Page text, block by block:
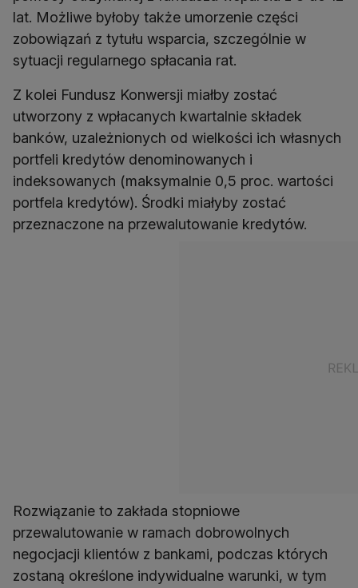
lat. Możliwe byłoby także umorzenie części
zobowiązań z tytułu wsparcia, szczególnie w
sytuacji regularnego spłacania rat.
Z kolei Fundusz Konwersji miałby zostać
utworzony z wpłacanych kwartalnie składek
banków, uzależnionych od wielkości ich własnych
portfeli kredytów denominowanych i
indeksowanych (maksymalnie 0,5 proc. wartości
portfela kredytów). Środki miałyby zostać
przeznaczone na przewalutowanie kredytów.
Rozwiązanie to zakłada stopniowe
przewalutowanie w ramach dobrowolnych
negocjacji klientów z bankami, podczas których
zostaną określone indywidualne warunki, w tym